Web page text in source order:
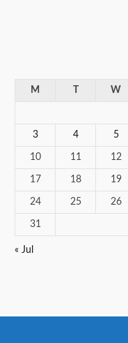
M W
3 4 5
10 11 12
17 18 19
24 25 26
31
« Jul